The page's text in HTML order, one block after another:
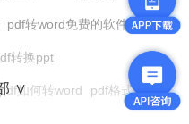
pdf转word免费的软件
转换ppt
pdf如何转word pdf格式转换
∨